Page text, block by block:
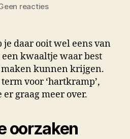
reactiesop
angina
pectoris
daar ooit wel eens van
een kwaaltje waar best
maken kunnen krijgen.
voor ‘hartkramp’,
graag meer over.
oorzaken